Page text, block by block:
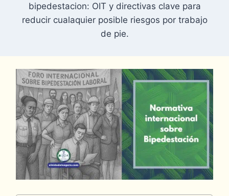
bipedestacion: OIT y directivas clave para
reducir cualaquier posible riesgos por trabajo
de pie.
Post
Tags: